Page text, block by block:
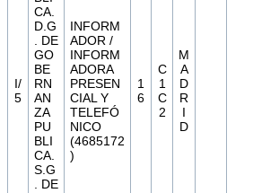
I/
5
CA.
D.G
. DE
GO
BE
RN
AN
ZA
PU
BLI
CA.
S.G
. DE
INFORM
ADOR /
INFORM
ADORA
PRESEN
CIAL Y
TELEFÓ
NICO
(4685172
)
1
6
C
1
C
2
M
A
D
R
I
D